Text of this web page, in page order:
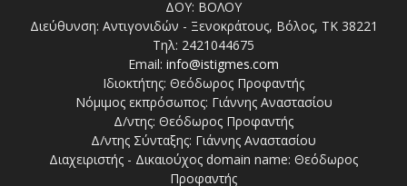
ΔΟΥ: ΒΟΛΟΥ
Διεύθυνση: Αντιγονιδών - Ξενοκράτους, Βόλος, ΤΚ 38221
Τηλ: 2421044675
Email: info@istigmes.com
Ιδιοκτήτης: Θεόδωρος Προφαντής
Νόμιμος εκπρόσωπος: Γιάννης Αναστασίου
Δ/ντης: Θεόδωρος Προφαντής
Δ/ντης Σύνταξης: Γιάννης Αναστασίου
Διαχειριστής - Δικαιούχος domain name: Θεόδωρος
Προφαντής